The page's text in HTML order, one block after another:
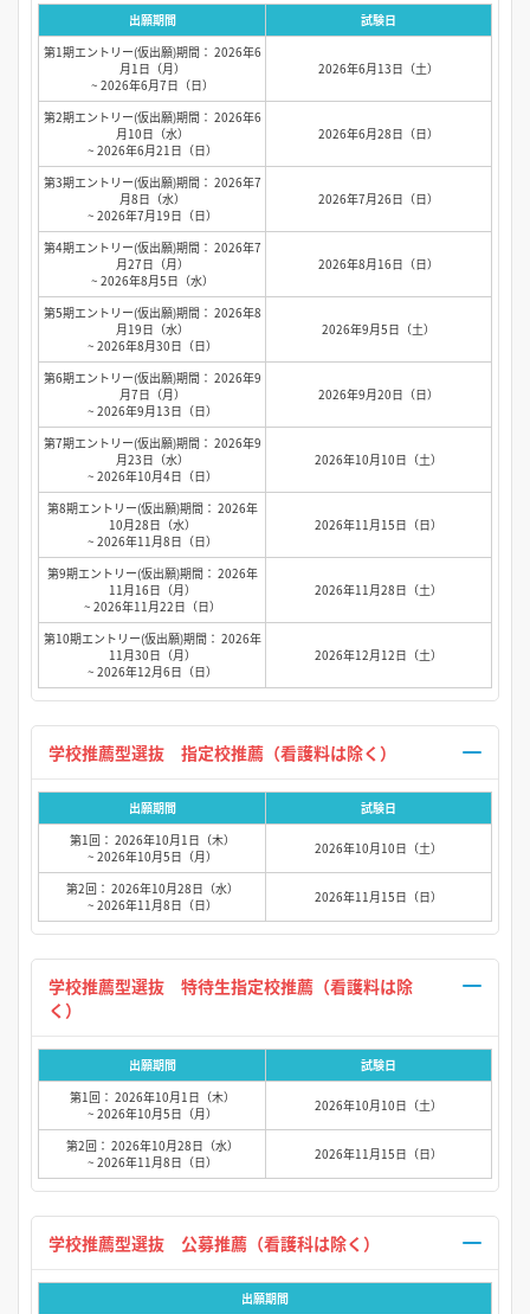
出願期間
試験日
第1期エントリー(仮出願)期間： 2026年6
月1日（月）
~ 2026年6月7日（日）
2026年6月13日（土）
第2期エントリー(仮出願)期間： 2026年6
月10日（水）
~ 2026年6月21日（日）
2026年6月28日（日）
第3期エントリー(仮出願)期間： 2026年7
月8日（水）
~ 2026年7月19日（日）
2026年7月26日（日）
第4期エントリー(仮出願)期間： 2026年7
月27日（月）
~ 2026年8月5日（水）
2026年8月16日（日）
第5期エントリー(仮出願)期間： 2026年8
月19日（水）
~ 2026年8月30日（日）
2026年9月5日（土）
第6期エントリー(仮出願)期間： 2026年9
月7日（月）
~ 2026年9月13日（日）
2026年9月20日（日）
第7期エントリー(仮出願)期間： 2026年9
月23日（水）
~ 2026年10月4日（日）
2026年10月10日（土）
第8期エントリー(仮出願)期間： 2026年
10月28日（水）
~ 2026年11月8日（日）
2026年11月15日（日）
第9期エントリー(仮出願)期間： 2026年
11月16日（月）
~ 2026年11月22日（日）
2026年11月28日（土）
第10期エントリー(仮出願)期間： 2026年
11月30日（月）
~ 2026年12月6日（日）
2026年12月12日（土）
出願期間
試験日
第1回： 2026年10月1日（木）
~ 2026年10月5日（月）
2026年10月10日（土）
第2回： 2026年10月28日（水）
~ 2026年11月8日（日）
2026年11月15日（日）
学校推薦型選抜 特待生指定校推薦（看護料は除
出願期間
試験日
第1回： 2026年10月1日（木）
~ 2026年10月5日（月）
2026年10月10日（土）
第2回： 2026年10月28日（水）
~ 2026年11月8日（日）
2026年11月15日（日）
出願期間